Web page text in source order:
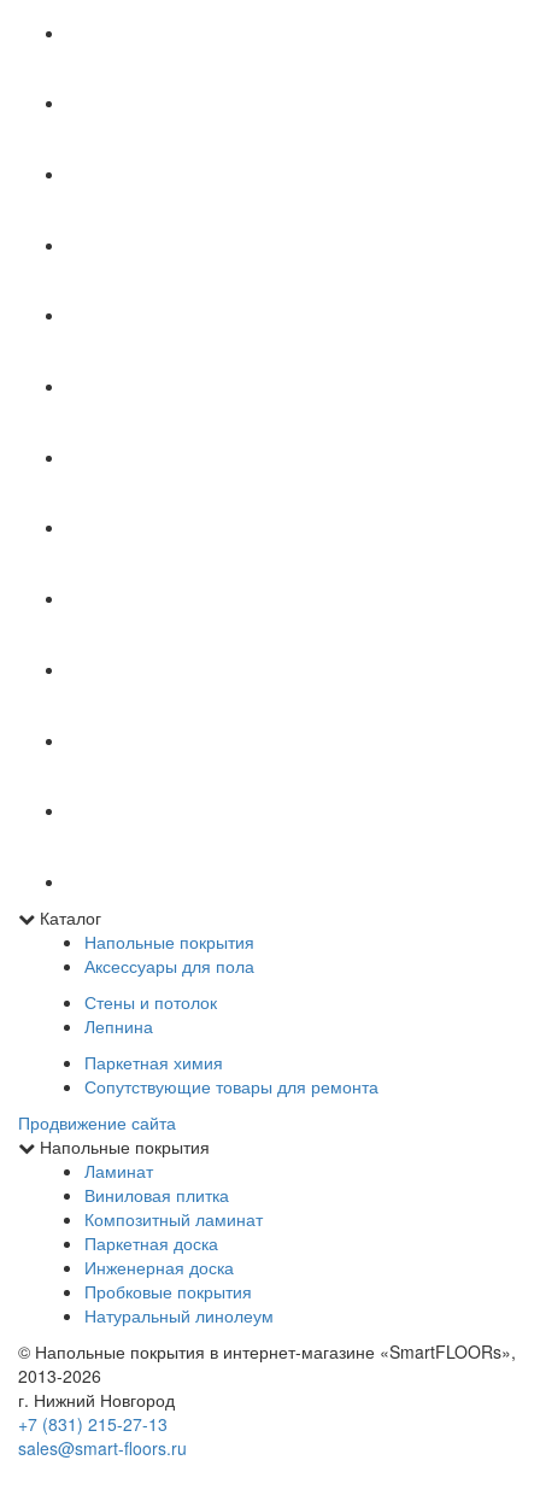
Каталог
Напольные покрытия
Аксессуары для пола
Стены и потолок
Лепнина
Паркетная химия
Сопутствующие товары для ремонта
Продвижение сайта
Напольные покрытия
Ламинат
Виниловая плитка
Композитный ламинат
Паркетная доска
Инженерная доска
Пробковые покрытия
Натуральный линолеум
© Напольные покрытия в интернет-магазине «SmartFLOORs»,
2013-2026
г. Нижний Новгород
+7 (831) 215-27-13
sales@smart-floors.ru